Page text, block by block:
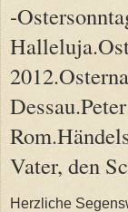
-
Vater, den
Herzliche